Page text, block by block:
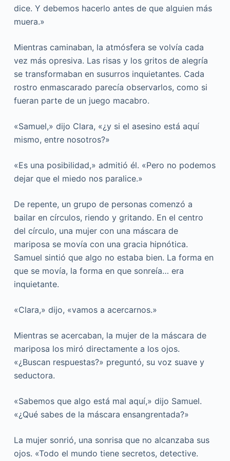
dice. Y debemos hacerlo antes de que alguien más
muera.»
Mientras caminaban, la atmósfera se volvía cada
vez más opresiva. Las risas y los gritos de alegría
se transformaban en susurros inquietantes. Cada
rostro enmascarado parecía observarlos, como si
fueran parte de un juego macabro.
«Samuel,» dijo Clara, «¿y si el asesino está aquí
mismo, entre nosotros?»
«Es una posibilidad,» admitió él. «Pero no podemos
dejar que el miedo nos paralice.»
De repente, un grupo de personas comenzó a
bailar en círculos, riendo y gritando. En el centro
del círculo, una mujer con una máscara de
mariposa se movía con una gracia hipnótica.
Samuel sintió que algo no estaba bien. La forma en
que se movía, la forma en que sonreía… era
inquietante.
«Clara,» dijo, «vamos a acercarnos.»
Mientras se acercaban, la mujer de la máscara de
mariposa los miró directamente a los ojos.
«¿Buscan respuestas?» preguntó, su voz suave y
seductora.
«Sabemos que algo está mal aquí,» dijo Samuel.
«¿Qué sabes de la máscara ensangrentada?»
La mujer sonrió, una sonrisa que no alcanzaba sus
ojos. «Todo el mundo tiene secretos, detective.